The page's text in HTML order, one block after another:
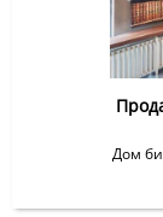
Дом